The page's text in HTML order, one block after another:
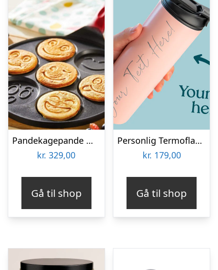
Pandekagepande med smiley ansigter
kr. 329,00
Gå til shop
Personlig Termoflaske med Sugrør & Tekst – 600 ml
kr. 179,00
Gå til shop